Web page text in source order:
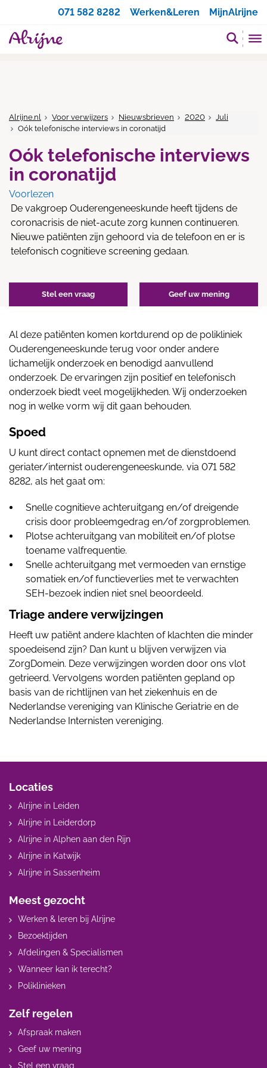
071 582 8282
Werken&Leren MijnAlrijne
Alrijne.nl Voor verwijzers Nieuwsbrieven 2020
Juli
Oók telefonische interviews in coronatijd
Oók telefonische interviews
in coronatijd
Voorlezen
De vakgroep Ouderengeneeskunde heeft tijdens de
coronacrisis de niet-acute zorg kunnen continueren.
Nieuwe patiënten zijn gehoord via de telefoon en er is
telefonisch cognitieve screening gedaan.
Stel een vraag Geef uw mening
Al deze patiënten komen kortdurend op de polikliniek
Ouderengeneeskunde terug voor onder andere
lichamelijk onderzoek en benodigd aanvullend
onderzoek. De ervaringen zijn positief en telefonisch
onderzoek biedt veel mogelijkheden. Wij onderzoeken
nog in welke vorm wij dit gaan behouden.
Spoed
U kunt direct contact opnemen met de dienstdoend
geriater/internist ouderengeneeskunde, via 071 582
8282, als het gaat om:
Snelle cognitieve achteruitgang en/of dreigende
crisis door probleemgedrag en/of zorgproblemen.
Plotse achteruitgang van mobiliteit en/of plotse
toename valfrequentie.
Snelle achteruitgang met vermoeden van ernstige
somatiek en/of functieverlies met te verwachten
SEH-bezoek indien niet snel beoordeeld.
Triage andere verwijzingen
Heeft uw patiënt andere klachten of klachten die minder
spoedeisend zijn? Dan kunt u blijven verwijzen via
ZorgDomein. Deze verwijzingen worden door ons vlot
getrieerd. Vervolgens worden patiënten gepland op
basis van de richtlijnen van het ziekenhuis en de
Nederlandse vereniging van Klinische Geriatrie en de
Nederlandse Internisten vereniging.
Locaties
Alrijne in Leiden
Alrijne in Leiderdorp
Alrijne in Alphen aan den Rijn
Alrijne in Katwijk
Alrijne in Sassenheim
Meest gezocht
Werken & leren bij Alrijne
Bezoektijden
Afdelingen & Specialismen
Wanneer kan ik terecht?
Poliklinieken
Zelf regelen
Afspraak maken
Geef uw mening
Stel een vraag